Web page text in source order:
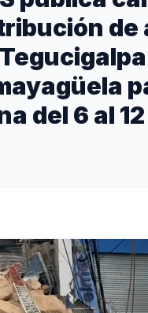
de
del 6 al